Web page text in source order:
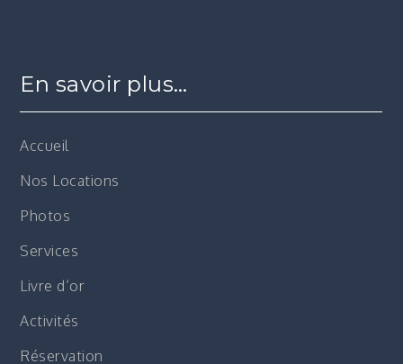
En savoir plus…
Accueil
Nos Locations
Photos
Services
Livre d’or
Activités
Réservation